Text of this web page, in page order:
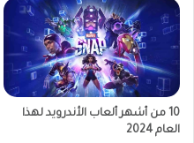
10 من أشهر ألعاب الأندرويد لهذا
العام 2024